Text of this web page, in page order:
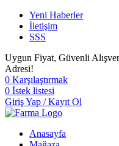
Yeni Haberler
İletişim
SSS
Uygun Fiyat, Güvenli
Adresi!
0 Karşılaştırmak
0 İstek listesi
Giriş Yap / Kayıt Ol
Anasayfa